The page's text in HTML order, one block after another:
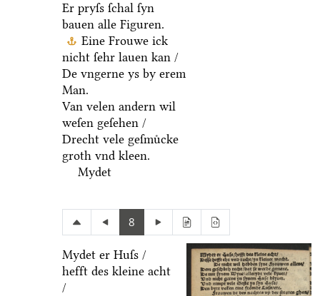
Er pryſs ſchal ſyn
bauen alle Figuren.
Eine Frouwe ick
nicht ſehr lauen kan /
De vngerne ys by erem
Man.
Van velen andern wil
weſen geſehen /
Drecht vele geſmuͤcke
groth vnd kleen.
Mydet
8
Mydet er Huſs /
hefft des kleine acht
/